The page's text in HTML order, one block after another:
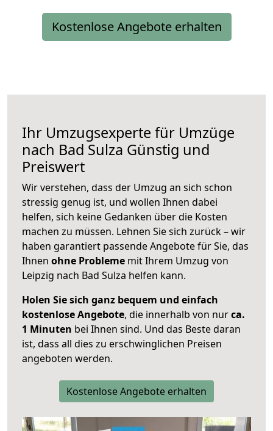
Kostenlose Angebote erhalten
Ihr Umzugsexperte für Umzüge
nach Bad Sulza Günstig und
Preiswert
Wir verstehen, dass der Umzug an sich schon
stressig genug ist, und wollen Ihnen dabei
helfen, sich keine Gedanken über die Kosten
machen zu müssen. Lehnen Sie sich zurück – wir
haben garantiert passende Angebote für Sie, das
Ihnen ohne Probleme mit Ihrem Umzug von
Leipzig nach Bad Sulza helfen kann.
Holen Sie sich ganz bequem und einfach
kostenlose Angebote, die innerhalb von nurca.
1 Minuten bei Ihnen sind. Und das Beste daran
ist, dass all dies zu erschwinglichen Preisen
angeboten werden.
Kostenlose Angebote erhalten